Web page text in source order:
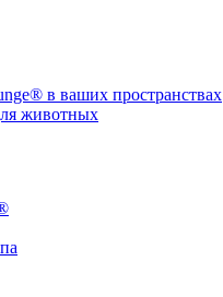
в ваших пространствах
животных